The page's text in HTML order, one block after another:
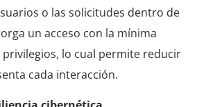
o las solicitudes dentro de
un acceso con la mínima
lo cual permite reducir
cada interacción.